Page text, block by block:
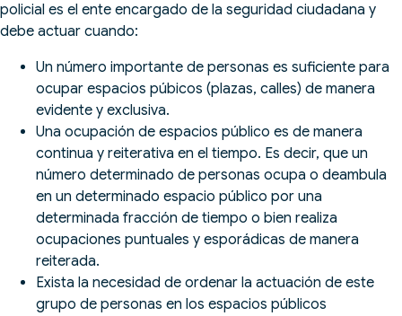
policial es el ente encargado de la seguridad ciudadana y
debe actuar cuando:
Un número importante de personas es suficiente para
ocupar espacios púbicos (plazas, calles) de manera
evidente y exclusiva.
Una ocupación de espacios público es de manera
continua y reiterativa en el tiempo. Es decir, que un
número determinado de personas ocupa o deambula
en un determinado espacio público por una
determinada fracción de tiempo o bien realiza
ocupaciones puntuales y esporádicas de manera
reiterada.
Exista la necesidad de ordenar la actuación de este
grupo de personas en los espacios públicos